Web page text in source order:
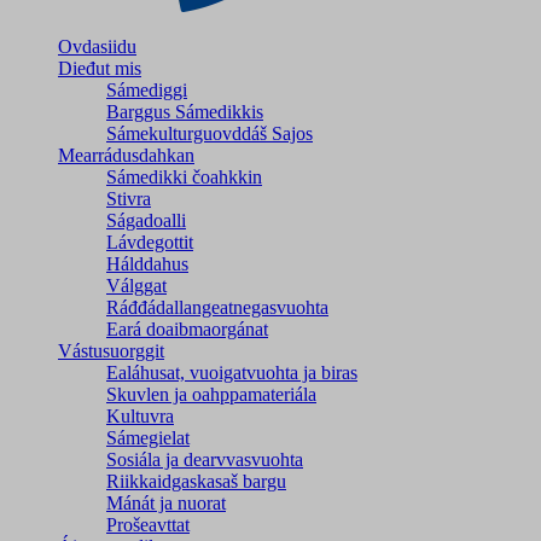
Ovdasiidu
Dieđut mis
Sámediggi
Barggus Sámedikkis
Sámekulturguovddáš Sajos
Mearrádusdahkan
Sámedikki čoahkkin
Stivra
Ságadoalli
Lávdegottit
Hálddahus
Válggat
Ráđđádallangeatnegas­vuohta
Eará doaibmaorgánat
Vástusuorggit
Ealáhusat, vuoigatvuohta ja biras
Skuvlen ja oahppamateriála
Kultuvra
Sámegielat
Sosiála ja dearvvasvuohta
Riikkaidgaskasaš bargu
Mánát ja nuorat
Prošeavttat